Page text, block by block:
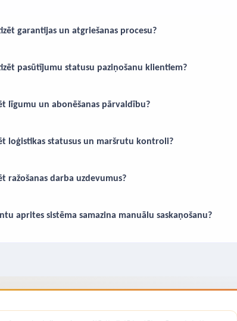
garantijas un atgriešanas procesu?
pasūtījumu statusu paziņošanu klientiem?
līgumu un abonēšanas pārvaldību?
loģistikas statusus un maršrutu kontroli?
ražošanas darba uzdevumus?
aprites sistēma samazina manuālu saskaņošanu?